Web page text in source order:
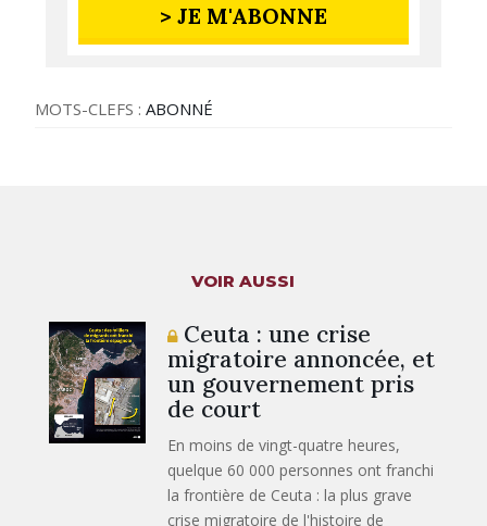
> JE M'ABONNE
MOTS-CLEFS :ABONNÉ
VOIR AUSSI
Ceuta : une crise
migratoire annoncée, et
un gouvernement pris
de court
En moins de vingt-quatre heures,
quelque 60 000 personnes ont franchi
la frontière de Ceuta : la plus grave
crise migratoire de l'histoire de